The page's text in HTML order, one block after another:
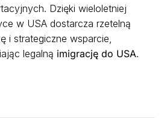
Dzięki wieloletniej
w USA dostarcza rzetelną
i strategiczne wsparcie,
legalną imigrację do USA.